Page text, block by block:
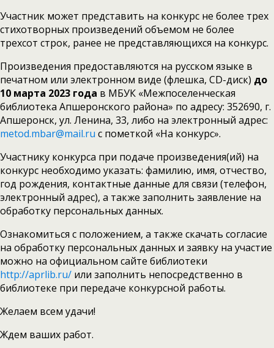
Участник может представить на конкурс не более трех
стихотворных произведений объемом не более
трехсот строк, ранее не представляющихся на конкурс.
Произведения предоставляются на русском языке в
печатном или электронном виде (флешка, CD-диск) до
10 марта 2023 года в МБУК «Межпоселенческая
библиотека Апшеронского района» по адресу: 352690, г.
Апшеронск, ул. Ленина, 33, либо на электронный адрес:
metod.mbar@mail.ru с пометкой «На конкурс».
Участнику конкурса при подаче произведения(ий) на
конкурс необходимо указать: фамилию, имя, отчество,
год рождения, контактные данные для связи (телефон,
электронный адрес), а также заполнить заявление на
обработку персональных данных.
Ознакомиться с положением, а также скачать согласие
на обработку персональных данных и заявку на участие
можно на официальном сайте библиотеки
http://aprlib.ru/ или заполнить непосредственно в
библиотеке при передаче конкурсной работы.
Желаем всем удачи!
Ждем ваших работ.